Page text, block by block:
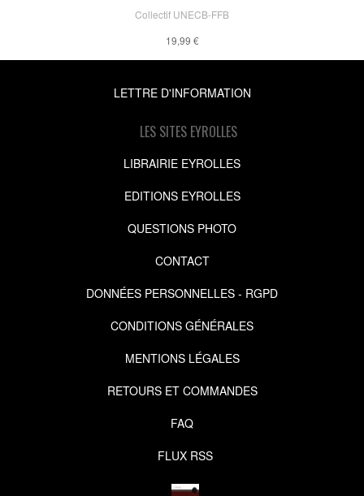
Collectif UNECB-FFB
19,99 €
LETTRE D'INFORMATION
LES SITES EYROLLES
LIBRAIRIE EYROLLES
EDITIONS EYROLLES
QUESTIONS PHOTO
CONTACT
DONNÉES PERSONNELLES - RGPD
CONDITIONS GÉNÉRALES
MENTIONS LÉGALES
RETOURS ET COMMANDES
FAQ
FLUX RSS